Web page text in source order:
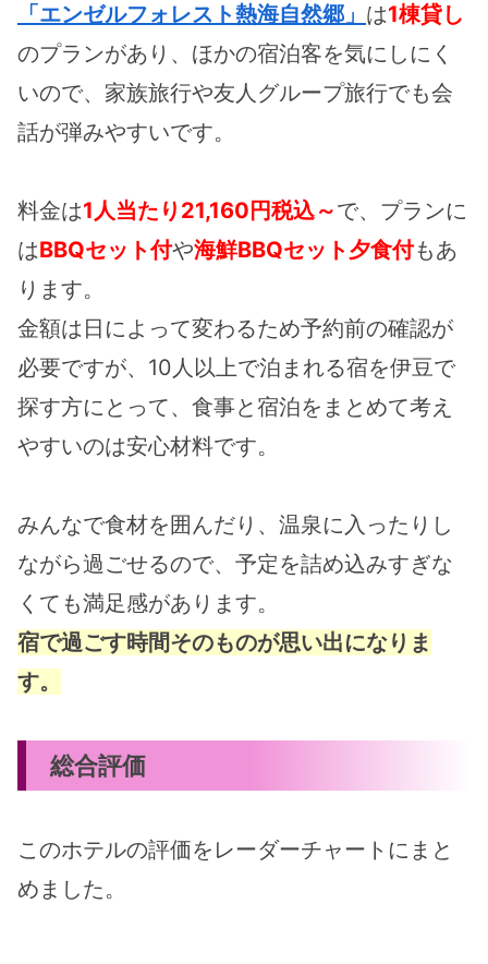
「エンゼルフォレスト熱海自然郷」 は1棟貸し
のプランがあり、ほかの宿泊客を気にしにく
いので、家族旅行や友人グループ旅行でも会
話が弾みやすいです。
料金は1人当たり21,160円税込～で、プランに
はBBQセット付や海鮮BBQセット夕食付もあ
ります。
金額は日によって変わるため予約前の確認が
必要ですが、10人以上で泊まれる宿を伊豆で
探す方にとって、食事と宿泊をまとめて考え
やすいのは安心材料です。
みんなで食材を囲んだり、温泉に入ったりし
ながら過ごせるので、予定を詰め込みすぎな
くても満足感があります。
宿で過ごす時間そのものが思い出になりま
す。
総合評価
このホテルの評価をレーダーチャートにまと
めました。